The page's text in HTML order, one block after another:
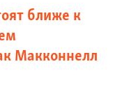
ближе к
Макконнелл